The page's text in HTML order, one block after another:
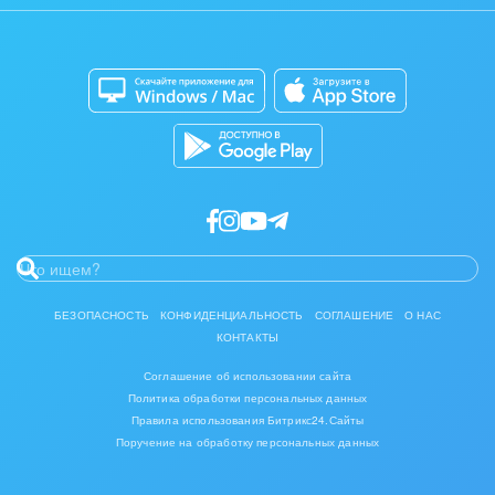
Разработчикам приложений
БЕЗОПАСНОСТЬ КОНФИДЕНЦИАЛЬНОСТЬ СОГЛАШЕНИЕ
О НАС
КОНТАКТЫ
Соглашение об использовании сайта
Политика обработки персональных данных
Правила использования Битрикс24.Сайты
Поручение на обработку персональных данных